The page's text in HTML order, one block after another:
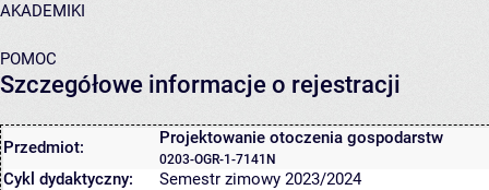
AKADEMIKI
POMOC
Szczegółowe informacje o rejestracji
Przedmiot: Projektowanie otoczenia gospodarstw
0203-OGR-1-7141N
Cykl dydaktyczny: Semestr zimowy 2023/2024